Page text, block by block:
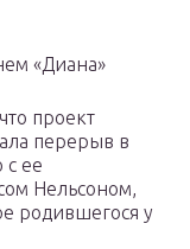
«Диана»
проект
перерыв в
с ее
Нельсоном,
родившегося у